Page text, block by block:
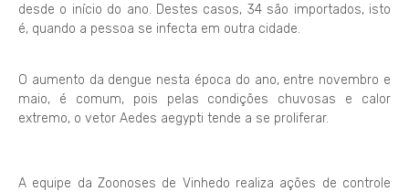
desde o início do ano. Destes casos, 34 são importados, isto
é, quando a pessoa se infecta em outra cidade.
O aumento da dengue nesta época do ano, entre novembro e
maio, é comum, pois pelas condições chuvosas e calor
extremo, o vetor Aedes aegypti tende a se proliferar.
A equipe da Zoonoses de Vinhedo realiza ações de controle